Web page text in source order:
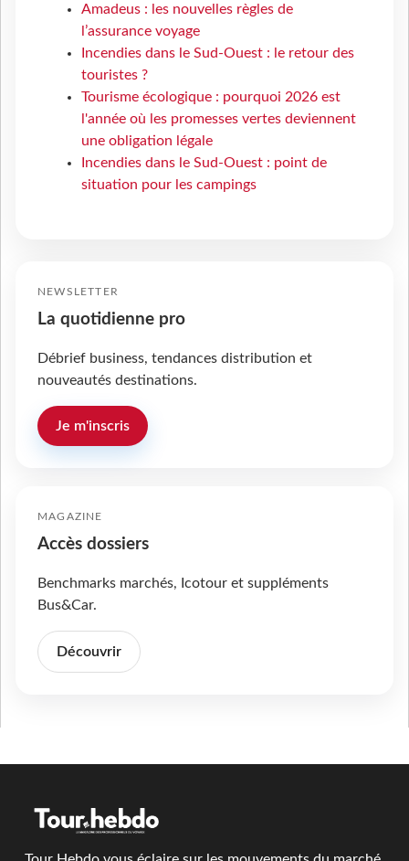
Amadeus : les nouvelles règles de
l’assurance voyage
Incendies dans le Sud-Ouest : le retour des
touristes ?
Tourisme écologique : pourquoi 2026 est
l'année où les promesses vertes deviennent
une obligation légale
Incendies dans le Sud-Ouest : point de
situation pour les campings
NEWSLETTER
La quotidienne pro
Débrief business, tendances distribution et
nouveautés destinations.
Je m'inscris
MAGAZINE
Accès dossiers
Benchmarks marchés, Icotour et suppléments
Bus&Car.
Découvrir